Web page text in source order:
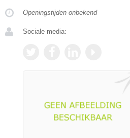
Openingstijden onbekend
Sociale media: